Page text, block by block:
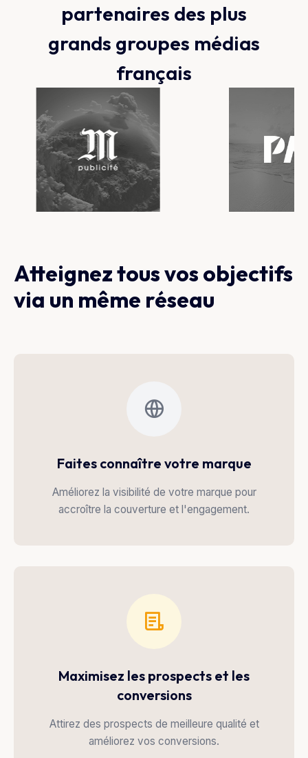
partenaires des plus
grands groupes médias
français
Atteignez tous vos objectifs
via un même réseau
Faites connaître votre marque
Améliorez la visibilité de votre marque pour
accroître la couverture et l'engagement.
Maximisez les prospects et les
conversions
Attirez des prospects de meilleure qualité et
améliorez vos conversions.